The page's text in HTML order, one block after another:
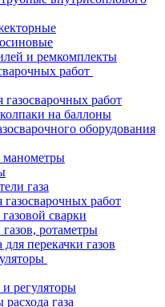
и ремкомплекты
работ
газосварочных работ
на баллоны
оборудования
газа
газосварочных работ
сварки
ротаметры
для перекачки газов
регуляторы
расхода газа